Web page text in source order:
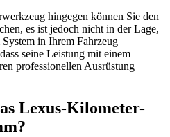
hingegen können Sie den
es ist jedoch nicht in der Lage,
in Ihrem Fahrzeug
seine Leistung mit einem
professionellen Ausrüstung
Lexus-Kilometer-